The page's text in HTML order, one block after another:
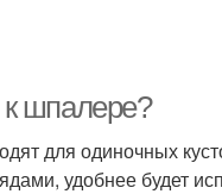
к шпалере?
для одиночных
удобнее будет